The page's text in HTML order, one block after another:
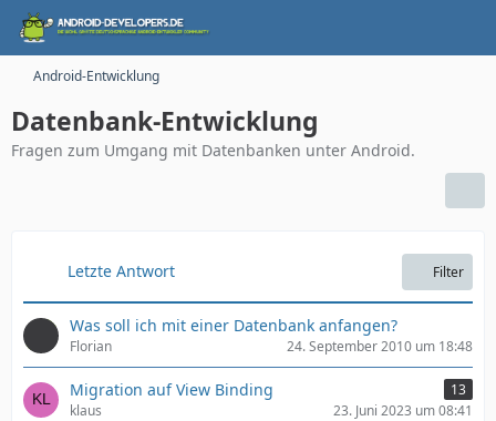
Android-Entwicklung
Datenbank-Entwicklung
Fragen zum Umgang mit Datenbanken unter Android.
Letzte Antwort Filter
Was soll ich mit einer Datenbank anfangen?
Florian 24. September 2010 um 18:48
Migration auf View Binding
13
klaus
23. Juni 2023 um 08:41